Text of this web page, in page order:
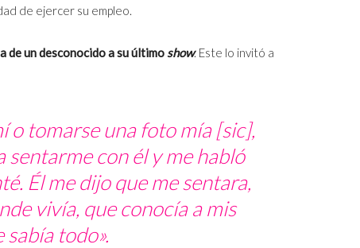
de ejercer su empleo.
de un desconocido a su últimoshow. Este lo invitó a
o tomarse una foto mía [sic],
con él y me habló
Él me dijo que me sentara,
vivía, que conocía a mis
sabía todo».